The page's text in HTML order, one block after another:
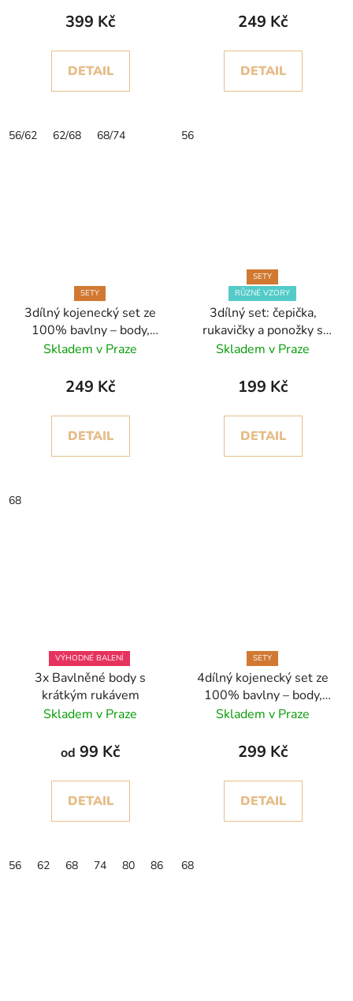
399 Kč
DETAIL
56/62 62/68 68/74
249 Kč
DETAIL
56
SETY
3dílný kojenecký set ze
100% bavlny – body,
overal a čepička
Skladem v Praze
249 Kč
DETAIL
68
SETY
RŮZNÉ VZORY
3dílný set: čepička,
rukavičky a ponožky s
vysokým lemem
Skladem v Praze
199 Kč
DETAIL
VÝHODNÉ BALENÍ
3x Bavlněné body s
krátkým rukávem
Skladem v Praze
od 99 Kč
DETAIL
56 62 68 74 80 86 92
SETY
4dílný kojenecký set ze
100% bavlny – body,
kabátek, polodupačky a
Skladem v Praze
299 Kč
DETAIL
68